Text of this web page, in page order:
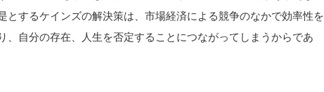
とするケインズの解決策は、市場経済による競争のなかで効率性を
、自分の存在、人生を否定することにつながってしまうからであ